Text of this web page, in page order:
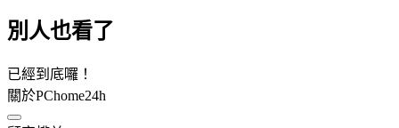
別人也看了
已經到底囉！
關於PChome24h